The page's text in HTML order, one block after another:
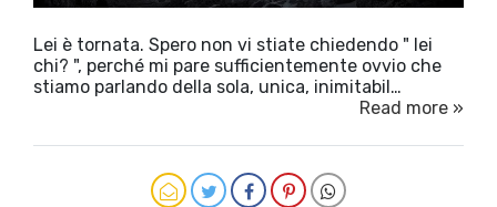
Lei è tornata. Spero non vi stiate chiedendo " lei
chi? ", perché mi pare sufficientemente ovvio che
stiamo parlando della sola, unica, inimitabil…
Read more »